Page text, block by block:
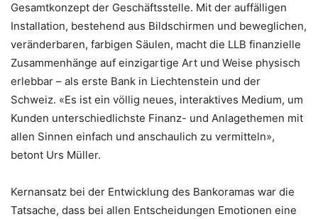
Gesamtkonzept der Geschäftsstelle. Mit der auffälligen
Installation, bestehend aus Bildschirmen und beweglichen,
veränderbaren, farbigen Säulen, macht die LLB finanzielle
Zusammenhänge auf einzigartige Art und Weise physisch
erlebbar – als erste Bank in Liechtenstein und der
Schweiz. «Es ist ein völlig neues, interaktives Medium, um
Kunden unterschiedlichste Finanz- und Anlagethemen mit
allen Sinnen einfach und anschaulich zu vermitteln»,
betont Urs Müller.
Kernansatz bei der Entwicklung des Bankoramas war die
Tatsache, dass bei allen Entscheidungen Emotionen eine